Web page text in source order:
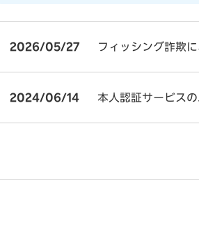
2026/05/27 フィッシング詐欺
2024/06/14 本人認証サービス